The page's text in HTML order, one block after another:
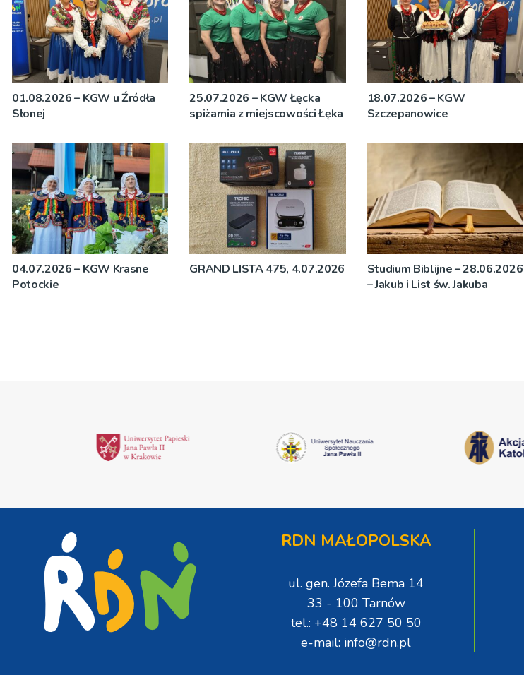
01.08.2026 – KGW u Źródła
Słonej
25.07.2026 – KGW Łęcka
spiżarnia z miejscowości Łęka
18.07.2026 – KGW
Szczepanowice
04.07.2026 – KGW Krasne
Potockie
GRAND LISTA 475, 4.07.2026
Studium Biblijne – 28.06.2026
– Jakub i List św. Jakuba
RDN MAŁOPOLSKA
ul. gen. Józefa Bema 14
33 - 100 Tarnów
tel.: +48 14 627 50 50
e-mail: info@rdn.pl